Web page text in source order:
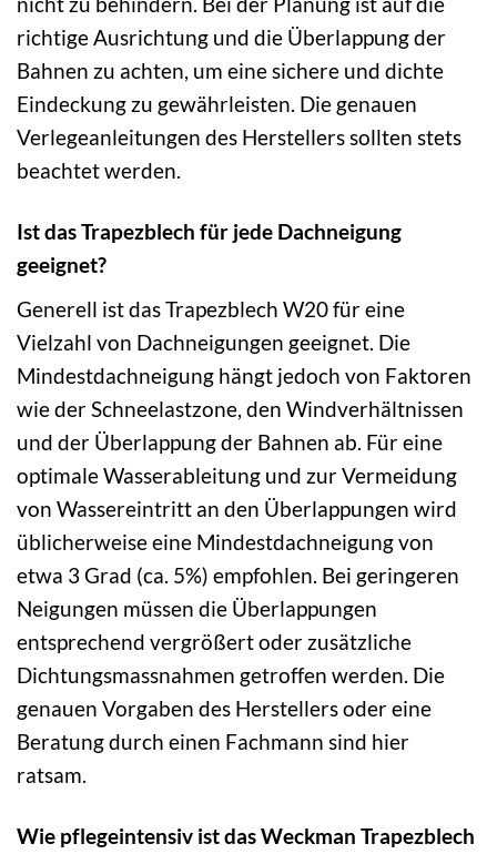
richtige Ausrichtung und die Überlappung der
Bahnen zu achten, um eine sichere und dichte
Eindeckung zu gewährleisten. Die genauen
Verlegeanleitungen des Herstellers sollten stets
beachtet werden.
Ist das Trapezblech für jede Dachneigung
geeignet?
Generell ist das Trapezblech W20 für eine
Vielzahl von Dachneigungen geeignet. Die
Mindestdachneigung hängt jedoch von Faktoren
wie der Schneelastzone, den Windverhältnissen
und der Überlappung der Bahnen ab. Für eine
optimale Wasserableitung und zur Vermeidung
von Wassereintritt an den Überlappungen wird
üblicherweise eine Mindestdachneigung von
etwa 3 Grad (ca. 5%) empfohlen. Bei geringeren
Neigungen müssen die Überlappungen
entsprechend vergrößert oder zusätzliche
Dichtungsmassnahmen getroffen werden. Die
genauen Vorgaben des Herstellers oder eine
Beratung durch einen Fachmann sind hier
ratsam.
Wie pflegeintensiv ist das Weckman Trapezblech